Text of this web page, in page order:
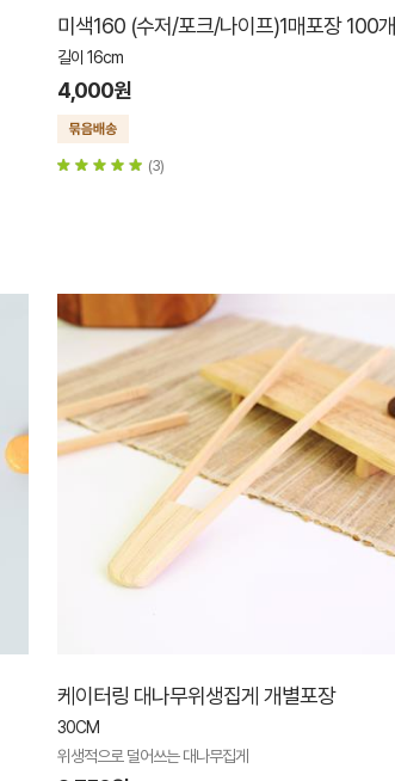
미색160 (수저/포크/나이프)1매포장 100개
길이 16cm
4,000원
(3)
케이터링 대나무위생집게 개별포장
30CM
위생적으로 덜어쓰는 대나무집게